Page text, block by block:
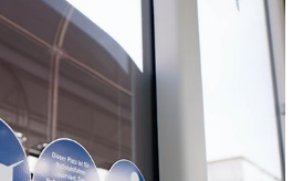
Slider zu überspringen